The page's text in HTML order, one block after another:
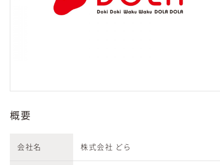
概要
会社名 株式会社 どら